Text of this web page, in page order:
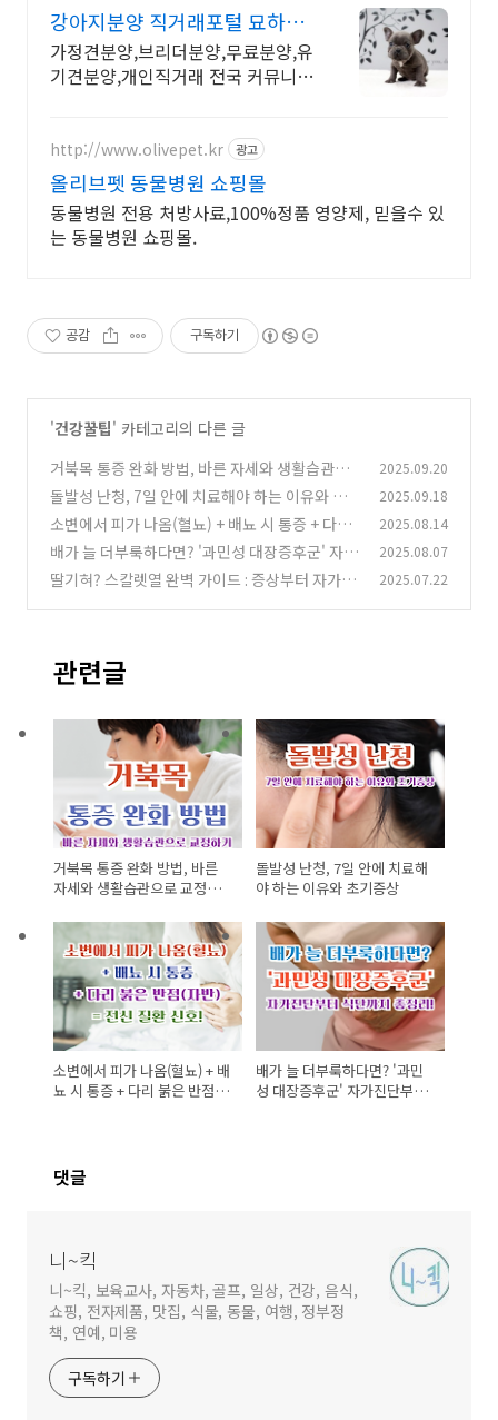
강아지분양 직거래포털 묘하개
유기동물 방지 캠페인
가정견분양,브리더분양,무료분양,유
기견분양,개인직거래 전국 커뮤니티
http://www.olivepet.kr 광고
올리브펫 동물병원 쇼핑몰
동물병원 전용 처방사료,100%정품 영양제, 믿을수 있
는 동물병원 쇼핑몰.
공감 구독하기
'건강꿀팁' 카테고리의 다른 글
거북목 통증 완화 방법, 바른 자세와 생활습관으
로 교정하기
(0)
2025.09.20
돌발성 난청, 7일 안에 치료해야 하는 이유와 초
기증상
(1)
2025.09.18
소변에서 피가 나옴(혈뇨) + 배뇨 시 통증 + 다리
붉은 반점(자반) = 전신 질환 신호!
(7)
2025.08.14
배가 늘 더부룩하다면? '과민성 대장증후군' 자가
진단부터 식단까지 총정리!
(12)
2025.08.07
딸기혀? 스칼렛열 완벽 가이드 : 증상부터 자가진
2025.07.22
관련글
거북목 통증 완화 방법, 바른
자세와 생활습관으로 교정하
돌발성 난청, 7일 안에 치료해
야 하는 이유와 초기증상
소변에서 피가 나옴(혈뇨) + 배
뇨 시 통증 + 다리 붉은 반점(자
배가 늘 더부룩하다면? '과민
성 대장증후군' 자가진단부터
댓글
니~킥
니~킥, 보육교사, 자동차, 골프, 일상, 건강, 음식,
쇼핑, 전자제품, 맛집, 식물, 동물, 여행, 정부정
책, 연예, 미용
구독하기